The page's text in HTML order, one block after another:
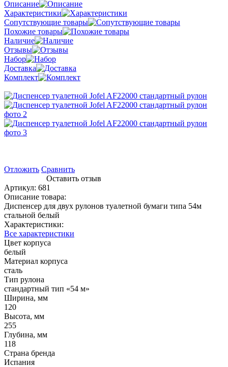
Описание
Характеристики
Сопутствующие товары
Похожие товары
Наличие
Отзывы
Набор
Доставка
Комплект
Отложить Сравнить
Оставить отзыв
Артикул: 681
Описание товара:
Диспенсер для двух рулонов туалетной бумаги типа 54м
стальной белый
Характеристики:
Все характеристики
Цвет корпуса
белый
Материал корпуса
сталь
Тип рулона
стандартный тип «54 м»
Ширина, мм
120
Высота, мм
255
Глубина, мм
118
Страна бренда
Испания